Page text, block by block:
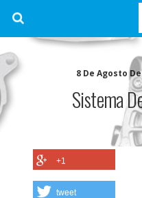
8 De Agosto
Sistema
+1
tweet